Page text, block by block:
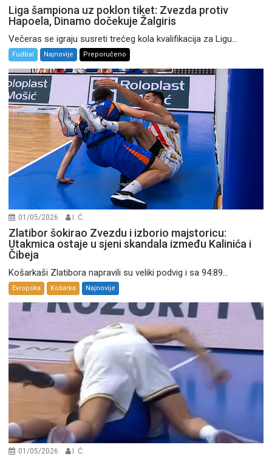
Liga šampiona uz poklon tiket: Zvezda protiv
Hapoela, Dinamo dočekuje Žalgiris
Večeras se igraju susreti trećeg kola kvalifikacija za Ligu...
Fudbal Najnovije Preporučeno
01/05/2026 I. Ć.
Zlatibor šokirao Zvezdu i izborio majstoricu:
Utakmica ostaje u sjeni skandala između Kalinića i
Čibeja
Košarkaši Zlatibora napravili su veliki podvig i sa 94:89...
Evropska Košarka Najnovije
01/05/2026 I. Ć.